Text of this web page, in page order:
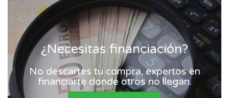
¿Necesitas financiación?
No descartes tu compra, expertos en
financiarte donde otros no llegan.